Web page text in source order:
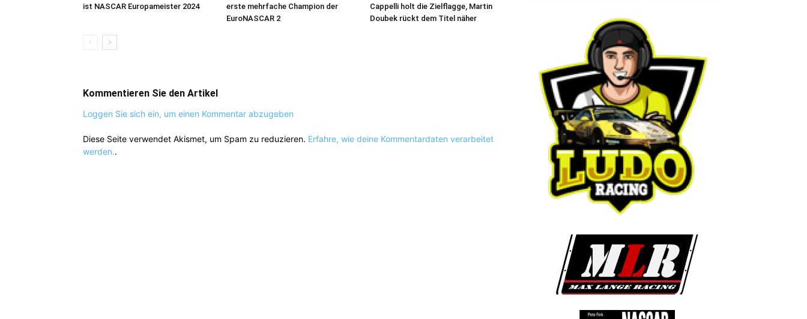
ist NASCAR Europameister 2024
erste mehrfache Champion der
EuroNASCAR 2
Cappelli holt die Zielflagge, Martin
Doubek rückt dem Titel näher
Kommentieren Sie den Artikel
Loggen Sie sich ein, um einen Kommentar abzugeben
Diese Seite verwendet Akismet, um Spam zu reduzieren. Erfahre, wie deine Kommentardaten verarbeitet
werden..